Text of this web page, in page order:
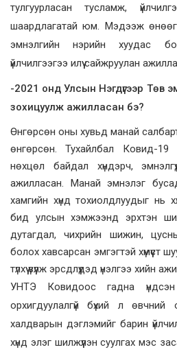
тулгуурласан тусламж,
шаардлагатай юм. Мэдээж өнөөг
эмнэлгийн нэрийн хуудас
үйлчилгээгээ илүү сайжруулан
-2021 онд Улсын Нэгдүгээр Төв
зохицуулж ажилласан бэ?
Өнгөрсөн оны хувьд манай
өнгөрсөн. Тухайлбал Ковид-
нөхцөл байдал хүндэрч,
ажилласан. Манай эмнэлэг бусад
хамгийн хүнд тохиолдлуудыг нь
бид улсын хэмжээнд эрхтэн
дутагдал, чихрийн шижин,
болох хавсарсан эмгэгтэй хүмүүст
түлхүү үзүүлж эрсдлүүдэд үнэлгээ хийн
УНТЭ Ковидоос гадна үндсэн
орхигдуулалгүй бүхий л өвчний
халдварын дэглэмийг барин
хүнд элэг шилжүүлэн суулгах мэс